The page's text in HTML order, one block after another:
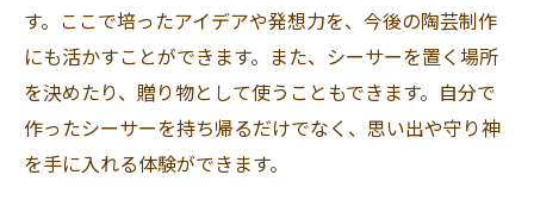
す。ここで培ったアイデアや発想力を、今後の陶芸制作
にも活かすことができます。また、シーサーを置く場所
を決めたり、贈り物として使うこともできます。自分で
作ったシーサーを持ち帰るだけでなく、思い出や守り神
を手に入れる体験ができます。